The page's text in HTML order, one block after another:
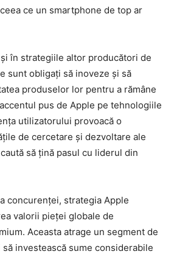
ce un smartphone de top ar
în strategiile altor producători de
sunt obligați să inoveze și să
produselor lor pentru a rămâne
pus de Apple pe tehnologiile
utilizatorului provoacă o
de cercetare și dezvoltare ale
să țină pasul cu liderul din
concurenței, strategia Apple
valorii pieței globale de
Aceasta atrage un segment de
investească sume considerabile